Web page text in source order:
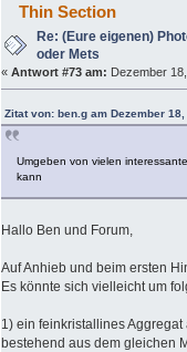
Thin Section
Re: (Eure eigenen)
oder Mets
« Antwort #73 am: Dezember
Zitat von: ben.g am Dezember
Umgeben von vielen
kann
Hallo Ben und Forum,
Auf Anhieb und beim ersten
Es könnte sich vielleicht um
1) ein feinkristallines
bestehend aus dem gleichen